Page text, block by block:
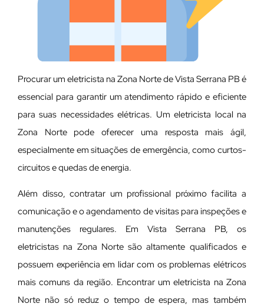
Procurar um eletricista na Zona Norte de Vista Serrana PB é
essencial para garantir um atendimento rápido e eficiente
para suas necessidades elétricas. Um eletricista local na
Zona Norte pode oferecer uma resposta mais ágil,
especialmente em situações de emergência, como curtos-
circuitos e quedas de energia.
Além disso, contratar um profissional próximo facilita a
comunicação e o agendamento de visitas para inspeções e
manutenções regulares. Em Vista Serrana PB, os
eletricistas na Zona Norte são altamente qualificados e
possuem experiência em lidar com os problemas elétricos
mais comuns da região. Encontrar um eletricista na Zona
Norte não só reduz o tempo de espera, mas também